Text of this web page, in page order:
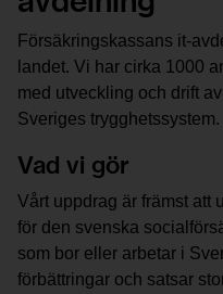
Försäkrings­kassans it-
landet. Vi har cirka 1000
med utveckling och drift
Sveriges trygghetssystem.
Vad vi gör
Vårt uppdrag är främst att
för den svenska
som bor eller arbetar i
förbättringar och satsar